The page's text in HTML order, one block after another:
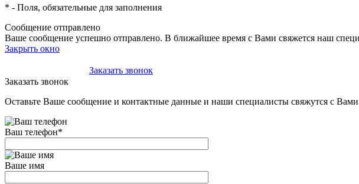
* - Поля, обязательные для заполнения
Сообщение отправлено
Ваше сообщение успешно отправлено. В ближайшее время с Вами свяжется наш
Закрыть окно
Заказать звонок
Заказать звонок
Оставьте Ваше сообщение и контактные данные и наши специалисты свяжутся с
Ваш телефон*
Ваше имя